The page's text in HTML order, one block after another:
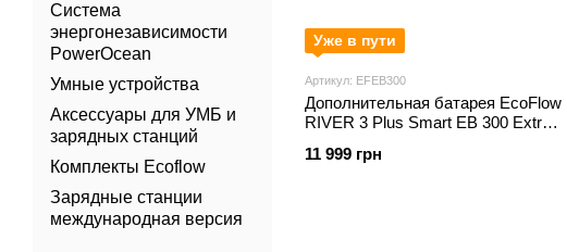
Уже в пути
Артикул: EFEB300
Дополнительная батарея EcoFlow
RIVER 3 Plus Smart EB 300 Extra
11 999 грн
Система
энергонезависимости
PowerOcean
Умные устройства
Аксессуары для УМБ и
зарядных станций
Комплекты Ecoflow
Зарядные станции
международная версия